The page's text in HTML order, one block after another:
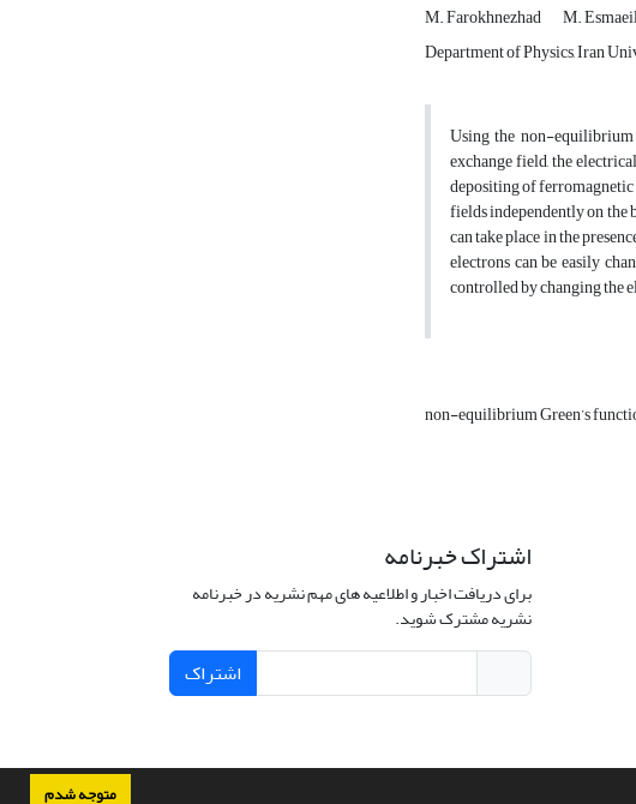
متوجه شدم
M. Farokhnezhad
M.
Department of Physics, Iran
Using the non-equilibrium
exchange field, the
depositing of
fields independently on the
can take place in the
electrons can be easily
controlled by changing the
non-equilibrium Green’s
اشتراک خبرنامه
برای دریافت اخبار و اطلاعیه های مهم نشریه در خبرنامه
نشریه مشترک شوید.
اشتراک